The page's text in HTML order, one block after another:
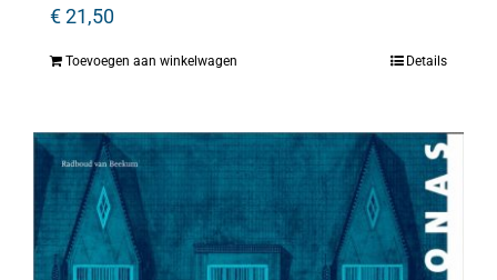
€21,50
Toevoegen aan winkelwagen Details